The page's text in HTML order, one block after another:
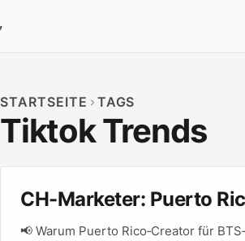
STARTSEITE TAGS
Tiktok Trends
CH-Marketer: Puerto
📢 Warum Puerto Rico‑Creator für